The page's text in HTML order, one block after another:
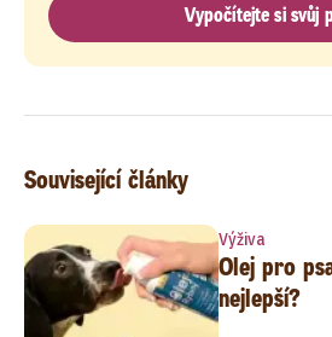
Vypočítejte si svůj
Související články
Výživa
Olej pro
nejlepší?